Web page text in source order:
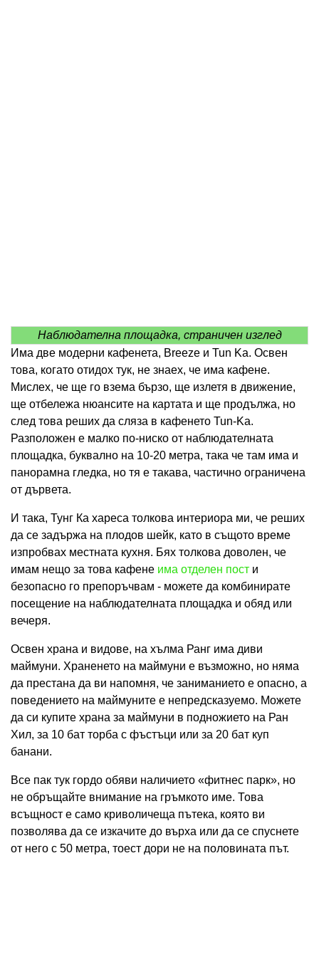
Наблюдателна площадка, страничен изглед
Има две модерни кафенета, Breeze и Tun Ka. Освен
това, когато отидох тук, не знаех, че има кафене.
Мислех, че ще го взема бързо, ще излетя в движение,
ще отбележа нюансите на картата и ще продължа, но
след това реших да сляза в кафенето Tun-Ka.
Разположен е малко по-ниско от наблюдателната
площадка, буквално на 10-20 метра, така че там има и
панорамна гледка, но тя е такава, частично ограничена
от дървета.
И така, Тунг Ка хареса толкова интериора ми, че реших
да се задържа на плодов шейк, като в същото време
изпробвах местната кухня. Бях толкова доволен, че
имам нещо за това кафене има отделен пост и
безопасно го препоръчвам - можете да комбинирате
посещение на наблюдателната площадка и обяд или
вечеря.
Освен храна и видове, на хълма Ранг има диви
маймуни. Храненето на маймуни е възможно, но няма
да престана да ви напомня, че заниманието е опасно, а
поведението на маймуните е непредсказуемо. Можете
да си купите храна за маймуни в подножието на Ран
Хил, за 10 бат торба с фъстъци или за 20 бат куп
банани.
Все пак тук гордо обяви наличието «фитнес парк», но
не обръщайте внимание на гръмкото име. Това
всъщност е само криволичеща пътека, която ви
позволява да се изкачите до върха или да се спуснете
от него с 50 метра, тоест дори не на половината път.